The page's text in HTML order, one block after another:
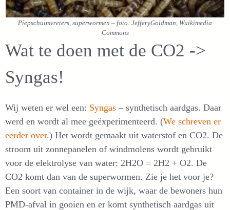
Piepschuimvreters, superwormen – foto: JefferyGoldman, Wuikimedia
Commons
Wat te doen met de CO2 ->
Syngas!
Wij weten er wel een: Syngas – synthetisch aardgas. Daar
werd en wordt al mee geëxperimenteerd. (We schreven er
eerder over.) Het wordt gemaakt uit waterstof en CO2. De
stroom uit zonnepanelen of windmolens wordt gebruikt
voor de elektrolyse van water: 2H2O = 2H2 + O2. De
CO2 komt dan van de superwormen. Zie je het voor je?
Een soort van container in de wijk, waar de bewoners hun
PMD-afval in gooien en er komt synthetisch aardgas uit